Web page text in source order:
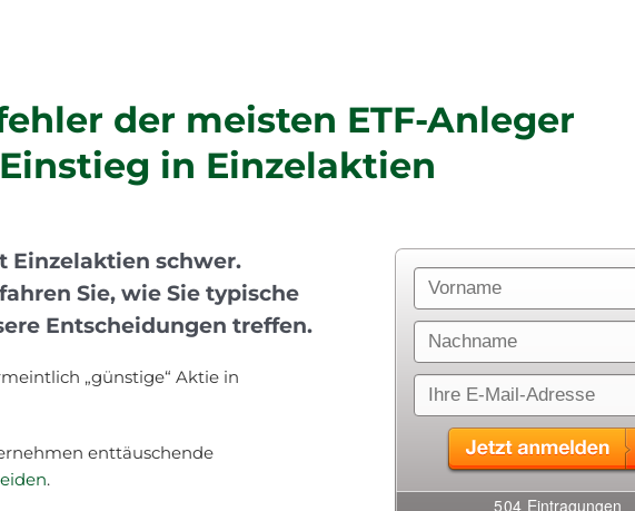
der meisten ETF-Anleger
in Einzelaktien
Einzelaktien schwer.
Sie, wie Sie typische
Entscheidungen treffen.
„günstige“ Aktie in
enttäuschende
.